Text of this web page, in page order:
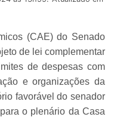
(CAE) do Senado
de lei complementar
de despesas com
e organizações da
favorável do senador
o plenário da Casa